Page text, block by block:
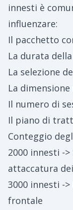
innesti è
influenzare:
Il pacchetto
La durata
La selezione
La dimensione
Il numero di
Il piano di
Conteggio
2000 innesti -
attaccatura
3000 innesti -
frontale